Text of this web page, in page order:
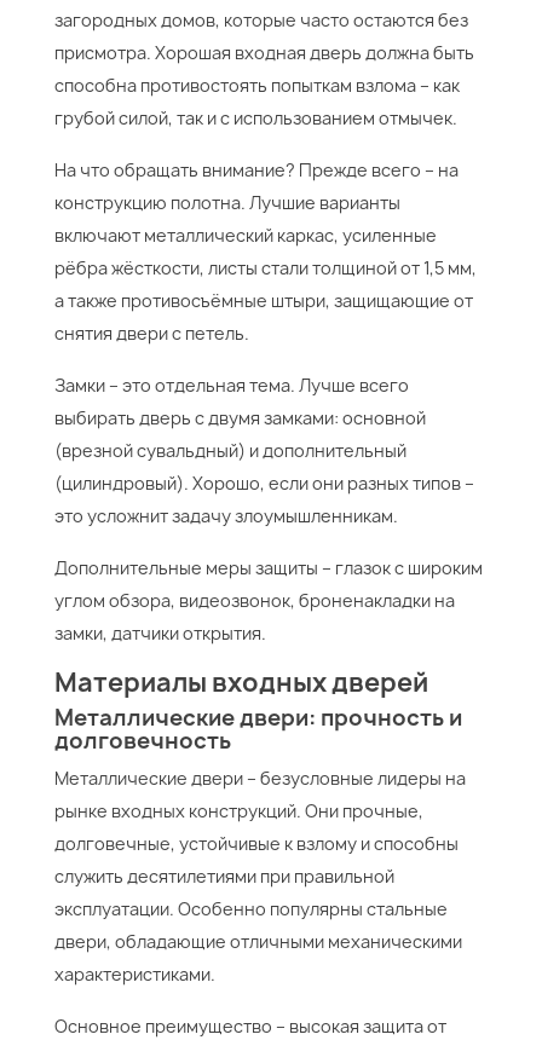
загородных домов, которые часто остаются без
присмотра. Хорошая входная дверь должна быть
способна противостоять попыткам взлома – как
грубой силой, так и с использованием отмычек.
На что обращать внимание? Прежде всего – на
конструкцию полотна. Лучшие варианты
включают металлический каркас, усиленные
рёбра жёсткости, листы стали толщиной от 1,5 мм,
а также противосъёмные штыри, защищающие от
снятия двери с петель.
Замки – это отдельная тема. Лучше всего
выбирать дверь с двумя замками: основной
(врезной сувальдный) и дополнительный
(цилиндровый). Хорошо, если они разных типов –
это усложнит задачу злоумышленникам.
Дополнительные меры защиты – глазок с широким
углом обзора, видеозвонок, броненакладки на
замки, датчики открытия.
Материалы входных дверей
Металлические двери: прочность и
долговечность
Металлические двери – безусловные лидеры на
рынке входных конструкций. Они прочные,
долговечные, устойчивые к взлому и способны
служить десятилетиями при правильной
эксплуатации. Особенно популярны стальные
двери, обладающие отличными механическими
характеристиками.
Основное преимущество – высокая защита от